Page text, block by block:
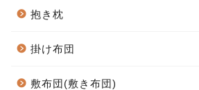
抱き枕
掛け布団
敷布団(敷き布団)